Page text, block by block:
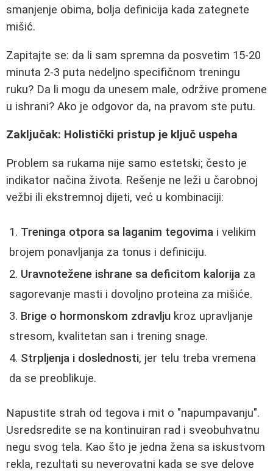
smanjenje obima, bolja definicija kada zategnete
mišić.
Zapitajte se: da li sam spremna da posvetim 15-20
minuta 2-3 puta nedeljno specifičnom treningu
ruku? Da li mogu da unesem male, održive promene
u ishrani? Ako je odgovor da, na pravom ste putu.
Zaključak: Holistički pristup je ključ uspeha
Problem sa rukama nije samo estetski; često je
indikator načina života. Rešenje ne leži u čarobnoj
vežbi ili ekstremnoj dijeti, već u kombinaciji:
Treninga otpora sa laganim tegovima i velikim
brojem ponavljanja za tonus i definiciju.
Uravnotežene ishrane sa deficitom kalorija za
sagorevanje masti i dovoljno proteina za mišiće.
Brige o hormonskom zdravlju kroz upravljanje
stresom, kvalitetan san i trening snage.
Strpljenja i doslednosti, jer telu treba vremena
da se preoblikuje.
Napustite strah od tegova i mit o "napumpavanju".
Usredsredite se na kontinuiran rad i sveobuhvatnu
negu svog tela. Kao što je jedna žena sa iskustvom
rekla, rezultati su neverovatni kada se sve delove